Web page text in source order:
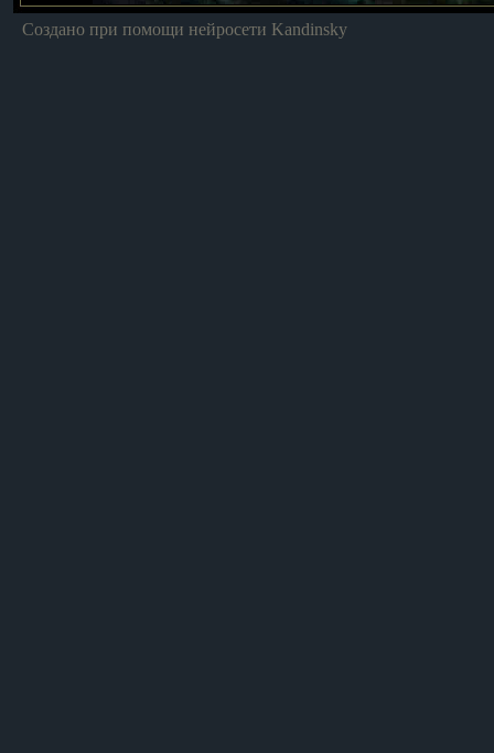
Создано при помощи нейросети Kandinsky